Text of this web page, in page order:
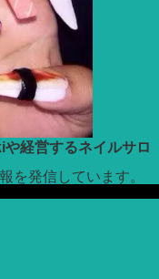
経営するネイルサロ
を発信しています。